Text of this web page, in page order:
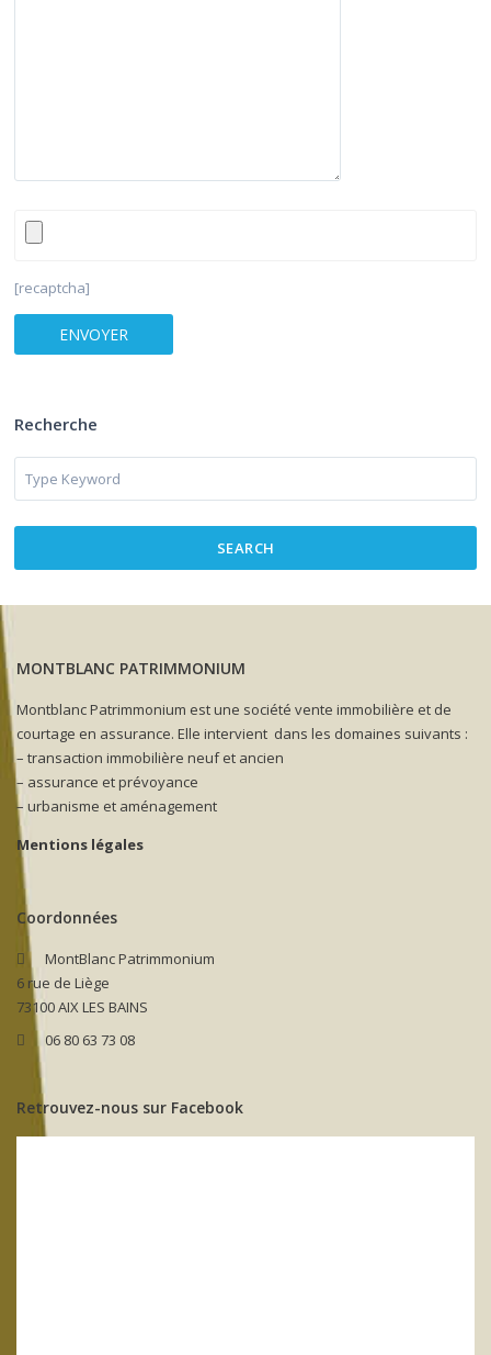
[recaptcha]
Recherche
SEARCH
MONTBLANC PATRIMMONIUM
Montblanc Patrimmonium est une société vente immobilière et de
courtage en assurance. Elle intervient dans les domaines suivants :
– transaction immobilière neuf et ancien
– assurance et prévoyance
– urbanisme et aménagement
Mentions légales
Coordonnées
MontBlanc Patrimmonium
6 rue de Liège
73100 AIX LES BAINS
06 80 63 73 08
Retrouvez-nous sur Facebook